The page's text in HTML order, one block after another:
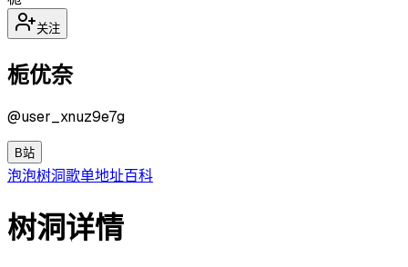
关注
栀优奈
@user_xnuz9e7g
B站
泡泡树洞歌单地址百科
树洞详情